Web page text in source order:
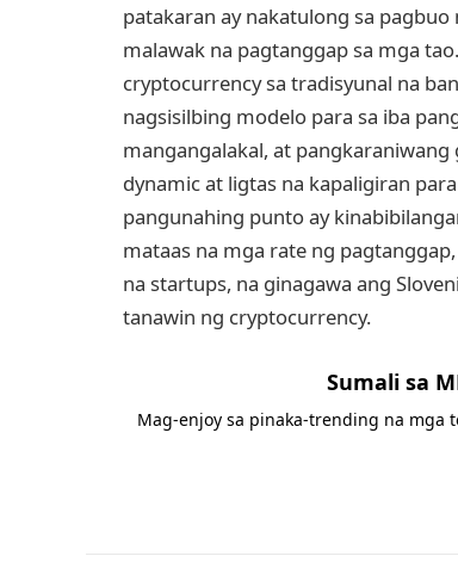
patakaran ay nakatulong sa
malawak na pagtanggap sa mga
cryptocurrency sa tradisyunal na
nagsisilbing modelo para sa iba
mangangalakal, at
dynamic at ligtas na kapaligiran
pangunahing punto ay
mataas na mga rate ng
na startups, na ginagawa ang
tanawin ng cryptocurrency.
Sumali sa
Mag-enjoy sa pinaka-trending na mga